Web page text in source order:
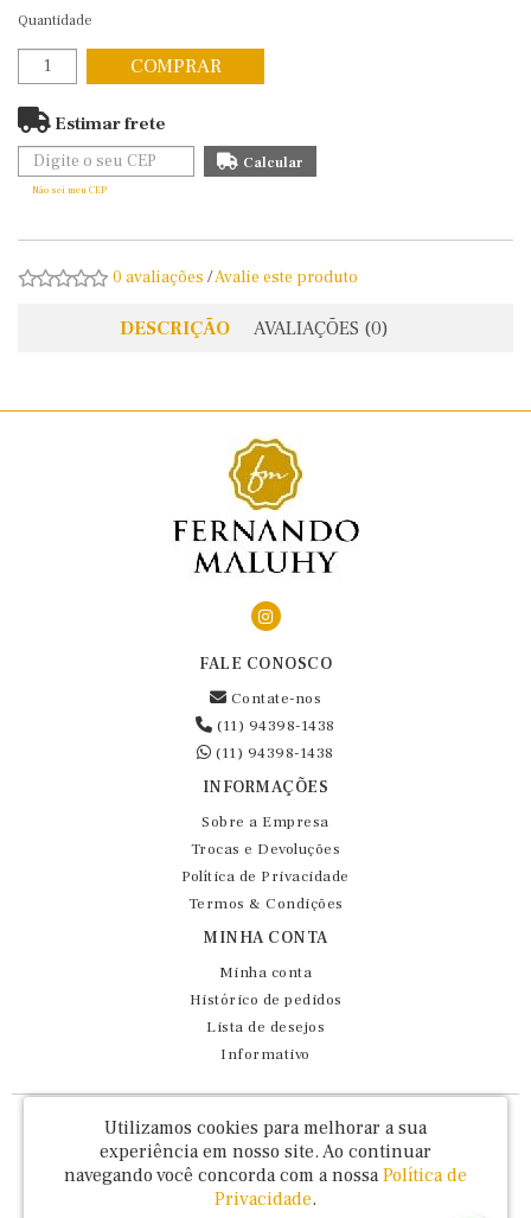
Quantidade
COMPRAR
Estimar frete
Não sei meu CEP
0 avaliações /Avalie este produto
DESCRIÇÃO AVALIAÇÕES (0)
FALE CONOSCO
Contate-nos
(11) 94398-1438
(11) 94398-1438
INFORMAÇÕES
Sobre a Empresa
Trocas e Devoluções
Política de Privacidade
Termos & Condições
MINHA CONTA
Minha conta
Histórico de pedidos
Lista de desejos
Informativo
Fernando Maluhy Cia Ltda - CNPJ: 60.458.825/0001-86
Rua Dr Euclydes da Cunha, 47 - Brás - São Paulo / SP - CEP 03016-030
Utilizamos cookies para melhorar a sua
experiência em nosso site. Ao continuar
navegando você concorda com a nossa Política de
Privacidade.